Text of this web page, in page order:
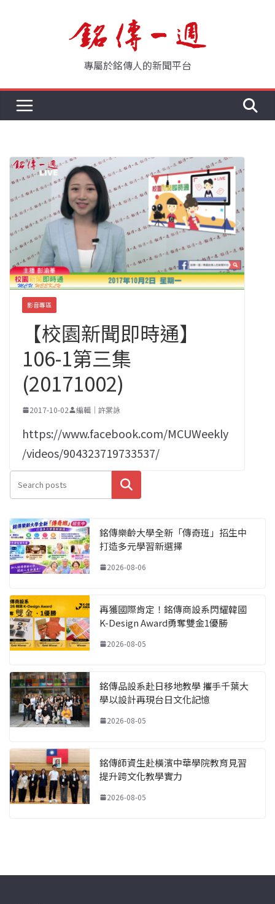
專屬於銘傳人的新聞平台
影音專區
【校園新聞即時通】
106-1第三集
(20171002)
2017-10-02 編輯｜許棠詠
https://www.facebook.com/MCUWeekly
/videos/904323719733537/
搜尋
銘傳樂齡大學全新「傳奇班」招生中
打造多元學習新選擇
2026-08-06
再獲國際肯定！銘傳商設系閃耀韓國
K-Design Award勇奪雙金1優勝
2026-08-05
銘傳品設系赴日移地教學 攜手千葉大
學以設計再現台日文化記憶
2026-08-05
銘傳師資生赴橫濱中華學院教育見習
提升跨文化教學實力
2026-08-05